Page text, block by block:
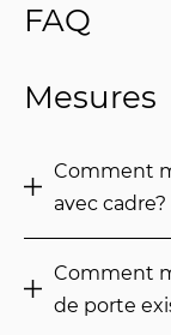
FAQ
Mesures
Comment
avec cadre?
Comment
de porte